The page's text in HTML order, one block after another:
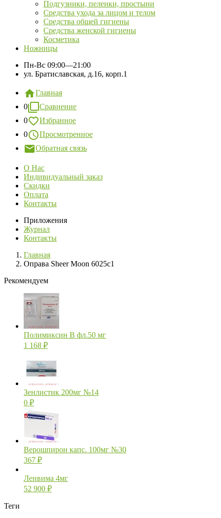
Подгузники, пеленки, простыни
Средства ухода за лицом и телом
Средства общей гигиены
Средства женской гигиены
Косметика
Ножницы
Пн-Вс 09:00—21:00
ул. Братиславская, д.16, корп.1
Главная
0
Сравнение
0
Избранное
0
Просмотренное
Обратная связь
О Нас
Индивидуальный заказ
Скидки
Оплата
Контакты
Приложения
Журнал
Контакты
Главная
Оправа Sheer Moon 6025c1
Рекомендуем
Полимиксин В фл.50 мг
1 168 ₽
Зенлистик 200мг №14
0 ₽
Верошпирон капс. 100мг №30
367 ₽
Ленвима 4мг
52 900 ₽
Теги